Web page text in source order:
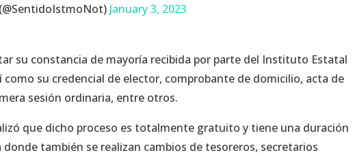
January 3, 2023
su constancia de mayoría recibida por parte del Instituto Estatal
como su credencial de elector, comprobante de domicilio, acta de
sesión ordinaria, entre otros.
que dicho proceso es totalmente gratuito y tiene una duración
también se realizan cambios de tesoreros, secretarios